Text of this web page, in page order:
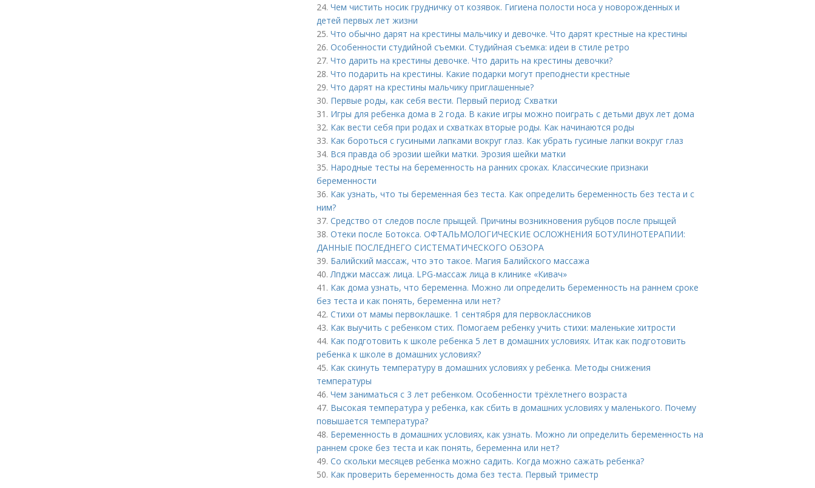
24. Чем чистить носик грудничку от козявок. Гигиена полости носа у новорожденных и
детей первых лет жизни
25. Что обычно дарят на крестины мальчику и девочке. Что дарят крестные на крестины
26. Особенности студийной съемки. Студийная съемка: идеи в стиле ретро
27. Что дарить на крестины девочке. Что дарить на крестины девочки?
28. Что подарить на крестины. Какие подарки могут преподнести крестные
29. Что дарят на крестины мальчику приглашенные?
30. Первые роды, как себя вести. Первый период: Схватки
31. Игры для ребенка дома в 2 года. В какие игры можно поиграть с детьми двух лет дома
32. Как вести себя при родах и схватках вторые роды. Как начинаются роды
33. Как бороться с гусиными лапками вокруг глаз. Как убрать гусиные лапки вокруг глаз
34. Вся правда об эрозии шейки матки. Эрозия шейки матки
35. Народные тесты на беременность на ранних сроках. Классические признаки
беременности
36. Как узнать, что ты беременная без теста. Как определить беременность без теста и с
ним?
37. Средство от следов после прыщей. Причины возникновения рубцов после прыщей
38. Отеки после Ботокса. ОФТАЛЬМОЛОГИЧЕСКИЕ ОСЛОЖНЕНИЯ БОТУЛИНОТЕРАПИИ:
ДАННЫЕ ПОСЛЕДНЕГО СИСТЕМАТИЧЕСКОГО ОБЗОРА
39. Балийский массаж, что это такое. Магия Балийского массажа
40.Лпджи массаж лица. LPG-массаж лица в клинике «Кивач»
41. Как дома узнать, что беременна. Можно ли определить беременность на раннем сроке
без теста и как понять, беременна или нет?
42. Стихи от мамы первоклашке. 1 сентября для первоклассников
43. Как выучить с ребенком стих. Помогаем ребенку учить стихи: маленькие хитрости
44. Как подготовить к школе ребенка 5 лет в домашних условиях. Итак как подготовить
ребенка к школе в домашних условиях?
45. Как скинуть температуру в домашних условиях у ребенка. Методы снижения
температуры
46. Чем заниматься с 3 лет ребенком. Особенности трёхлетнего возраста
47. Высокая температура у ребенка, как сбить в домашних условиях у маленького. Почему
повышается температура?
48. Беременность в домашних условиях, как узнать. Можно ли определить беременность на
раннем сроке без теста и как понять, беременна или нет?
49. Со скольки месяцев ребенка можно садить. Когда можно сажать ребенка?
50. Как проверить беременность дома без теста. Первый триместр